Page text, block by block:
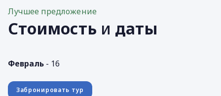
Лучшее предложение
Стоимость и даты
Февраль - 16
Забронировать тур